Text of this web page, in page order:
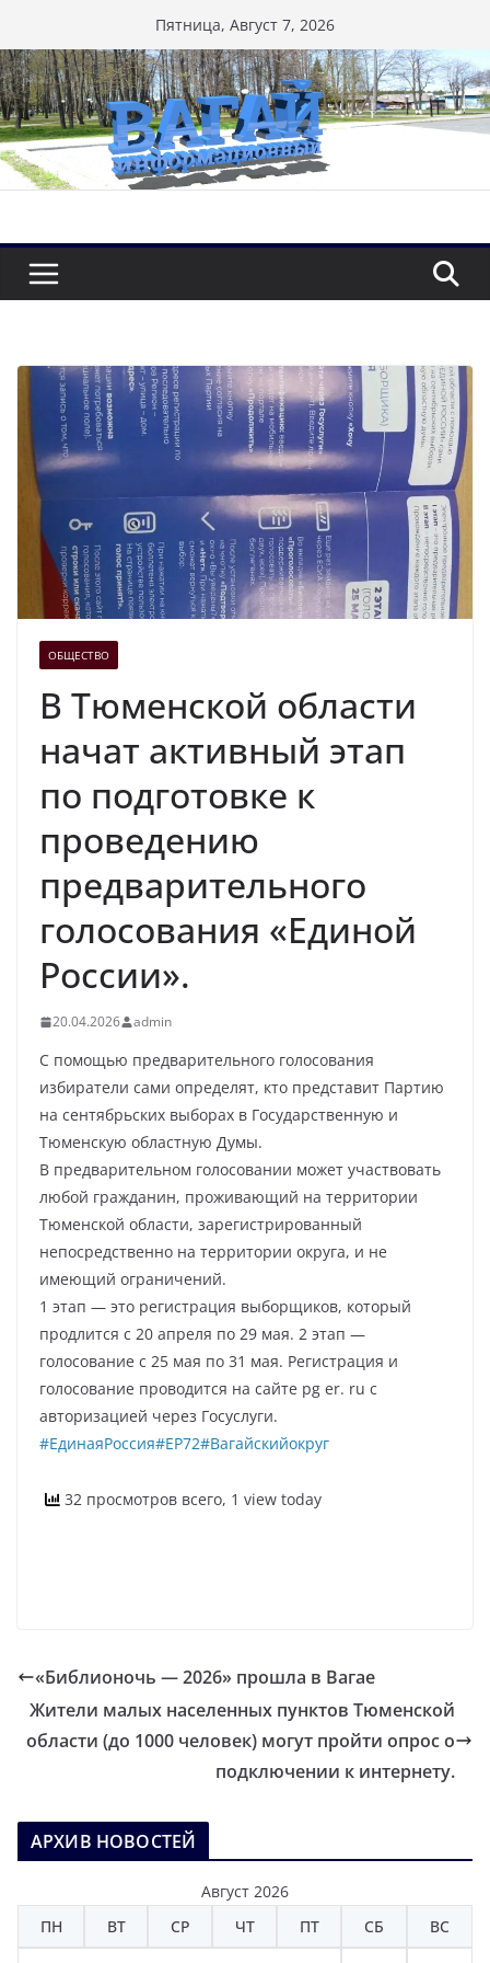
к
содержимому
Пятница, Август 7, 2026
ОБЩЕСТВО
В Тюменской области
начат активный этап
по подготовке к
проведению
предварительного
голосования «Единой
России».
20.04.2026 admin
С помощью предварительного голосования
избиратели сами определят, кто представит Партию
на сентябрьских выборах в Государственную и
Тюменскую областную Думы.
В предварительном голосовании может участвовать
любой гражданин, проживающий на территории
Тюменской области, зарегистрированный
непосредственно на территории округа, и не
имеющий ограничений.
1 этап — это регистрация выборщиков, который
продлится с 20 апреля по 29 мая. 2 этап —
голосование с 25 мая по 31 мая. Регистрация и
голосование проводится на сайте pg er. ru с
авторизацией через Госуслуги.
#ЕдинаяРоссия#ЕР72#Вагайскийокруг
32 просмотров всего, 1 view today
«Библионочь — 2026» прошла в Вагае
Жители малых населенных пунктов Тюменской
области (до 1000 человек) могут пройти опрос о
подключении к интернету.
АРХИВ НОВОСТЕЙ
Август 2026
ПН
ВТ СР ЧТ ПТ СБ ВС